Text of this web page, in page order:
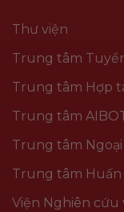
Thư viện
Trung tâm
Trung tâm Hợp
Trung tâm
Trung tâm
Trung tâm
Viện Nghiên cứu